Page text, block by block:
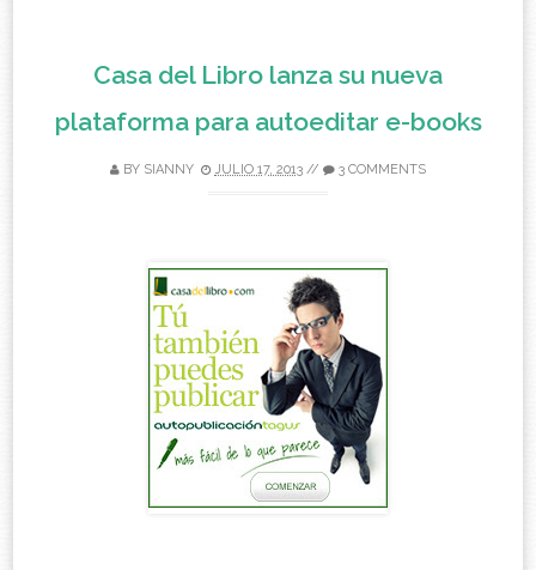
Casa del Libro lanza su nueva
plataforma para autoeditar e-books
BY SIANNY JULIO 17, 2013 // 3 COMMENTS